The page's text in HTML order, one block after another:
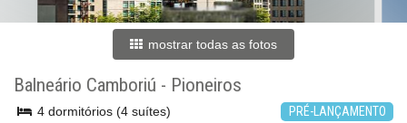
mostrar todas as fotos
Balneário Camboriú - Pioneiros
PRÉ-LANÇAMENTO
4 dormitórios (4 suítes)